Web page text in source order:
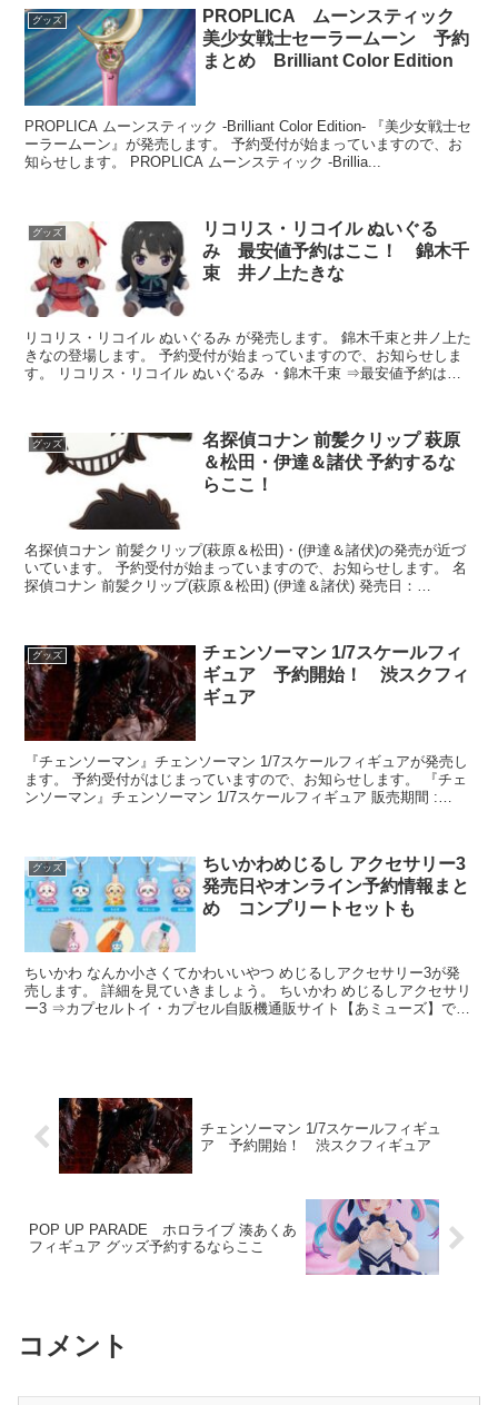
グッズ
PROPLICA ムーンスティック
美少女戦士セーラームーン 予約
まとめ Brilliant Color Edition
PROPLICA ムーンスティック -Brilliant Color Edition- 『美少女戦士セ
ーラームーン』が発売します。 予約受付が始まっていますので、お
知らせします。 PROPLICA ムーンスティック -Brillia...
グッズ
リコリス・リコイル ぬいぐる
み 最安値予約はここ！ 錦木千
束 井ノ上たきな
リコリス・リコイル ぬいぐるみ が発売します。 錦木千束と井ノ上た
きなの登場します。 予約受付が始まっていますので、お知らせしま
す。 リコリス・リコイル ぬいぐるみ ・錦木千束 ⇒最安値予約はこ
グッズ
名探偵コナン 前髪クリップ 萩原
＆松田・伊達＆諸伏 予約するな
らここ！
名探偵コナン 前髪クリップ(萩原＆松田)・(伊達＆諸伏)の発売が近づ
いています。 予約受付が始まっていますので、お知らせします。 名
探偵コナン 前髪クリップ(萩原＆松田) (伊達＆諸伏) 発売日：
グッズ
チェンソーマン 1/7スケールフィ
ギュア 予約開始！ 渋スクフィ
ギュア
『チェンソーマン』チェンソーマン 1/7スケールフィギュアが発売し
ます。 予約受付がはじまっていますので、お知らせします。 『チェ
ンソーマン』チェンソーマン 1/7スケールフィギュア 販売期間 :
グッズ
ちいかわめじるし アクセサリー3
発売日やオンライン予約情報まと
め コンプリートセットも
ちいかわ なんか小さくてかわいいやつ めじるしアクセサリー3が発
売します。 詳細を見ていきましょう。 ちいかわ めじるしアクセサリ
ー3 ⇒カプセルトイ・カプセル自販機通販サイト【あミューズ】で探
チェンソーマン 1/7スケールフィギュ
ア 予約開始！ 渋スクフィギュア
POP UP PARADE ホロライブ 湊あくあ
フィギュア グッズ予約するならここ
コメント